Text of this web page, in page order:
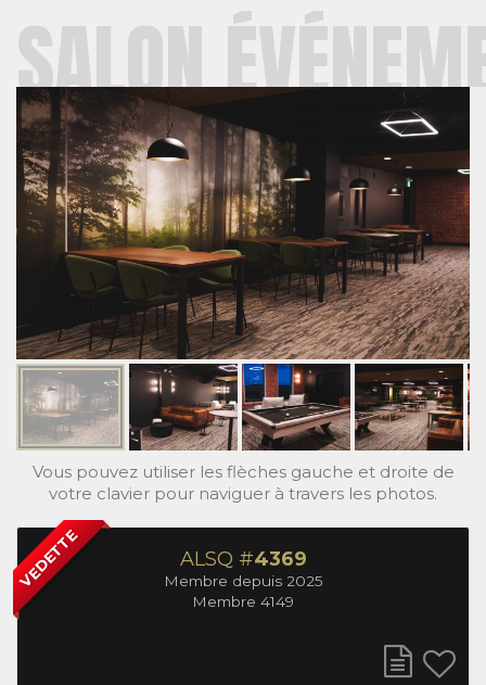
SALON
Vous pouvez utiliser les flèches gauche et droite de
votre clavier pour naviguer à travers les photos.
VEDETTE ALSQ #4369
Membre depuis 2025
Membre 4149